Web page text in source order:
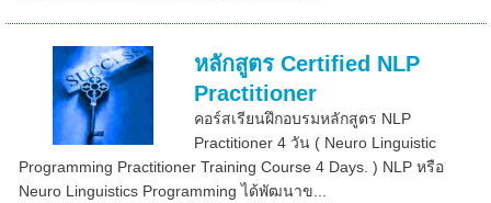
หลักสูตร Certified NLP
Practitioner
คอร์สเรียนฝึกอบรมหลักสูตร NLP
Practitioner 4 วัน ( Neuro Linguistic
Programming Practitioner Training Course 4 Days. ) NLP หรือ
Neuro Linguistics Programming ได้พัฒนาข...